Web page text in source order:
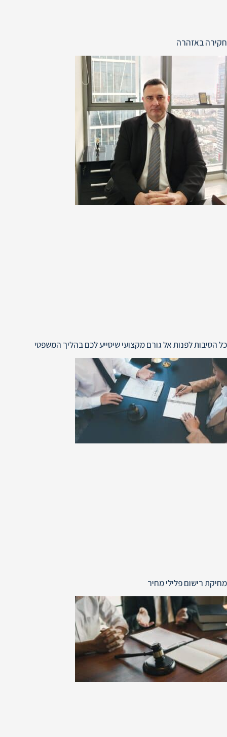
חקירה באזהרה
כל הסיבות לפנות אל גורם מקצועי שיסייע לכם בהליך המשפטי
מחיקת רישום פלילי מחיר